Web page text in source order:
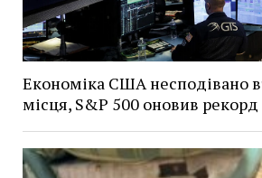
Економіка США несподівано
місця, S&P 500 оновив рекорд